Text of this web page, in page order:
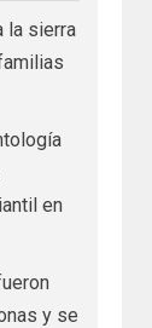
la sierra
en
y se